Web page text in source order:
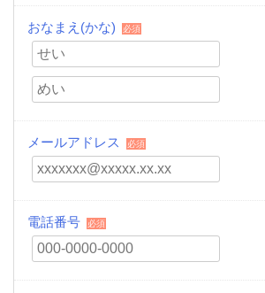
おなまえ(かな) 必須
メールアドレス 必須
電話番号 必須